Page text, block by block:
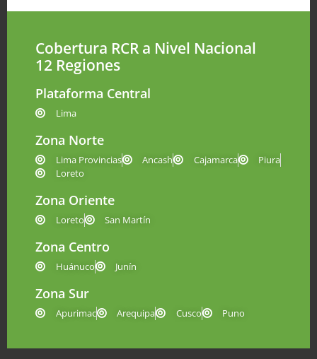
Cobertura RCR a Nivel Nacional
12 Regiones
Plataforma Central
Lima
Zona Norte
Lima Provincias Ancash Cajamarca
Piura
Loreto
Zona Oriente
Loreto San Martín
Zona Centro
Huánuco Junín
Zona Sur
Apurimac Arequipa Cusco Puno